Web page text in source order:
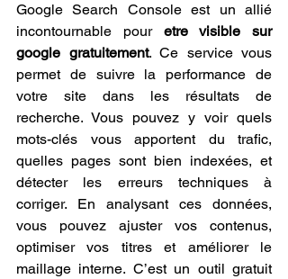
Google Search Console est un allié
incontournable pour etre visible sur
google gratuitement. Ce service vous
permet de suivre la performance de
votre site dans les résultats de
recherche. Vous pouvez y voir quels
mots-clés vous apportent du trafic,
quelles pages sont bien indexées, et
détecter les erreurs techniques à
corriger. En analysant ces données,
vous pouvez ajuster vos contenus,
optimiser vos titres et améliorer le
maillage interne. C’est un outil gratuit